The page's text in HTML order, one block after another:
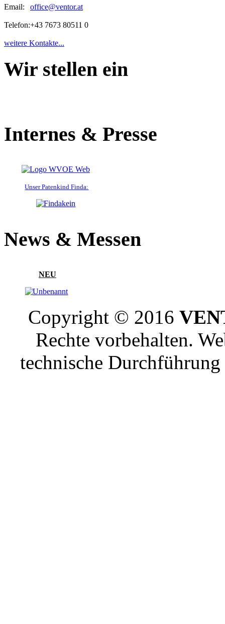
Email: office@ventor.at
Telefon:+43 7673 80511 0
weitere Kontakte...
Wir stellen ein
Internes & Presse
Unser Patenkind Finda:
News & Messen
NEU
Copyright © 2016
Rechte vorbehalten.
technische